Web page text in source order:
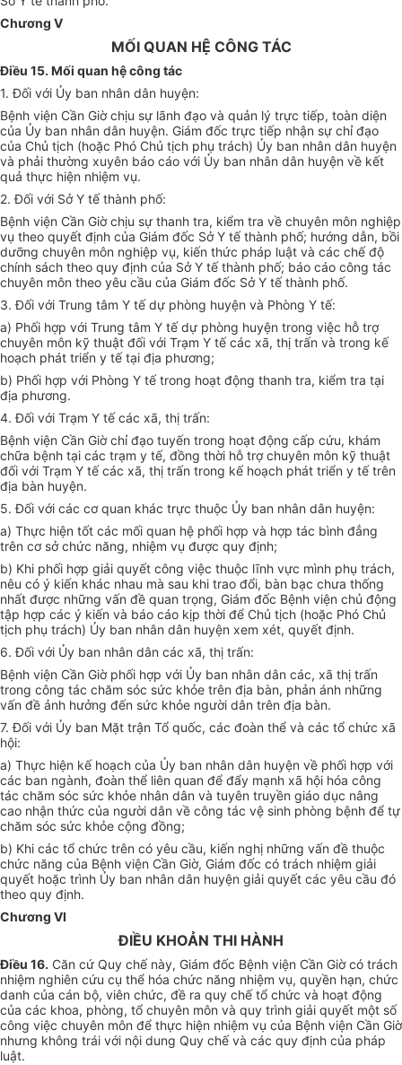
Chương V
MỐI QUAN HỆ CÔNG TÁC
Điều 15. Mối quan hệ công tác
1. Đối với Ủy ban nhân dân huyện:
Bệnh viện Cần Giờ chịu sự lãnh đạo và quản lý trực tiếp, toàn diện
của Ủy ban nhân dân huyện. Giám đốc trực tiếp nhận sự chỉ đạo
của Chủ tịch (hoặc Phó Chủ tịch phụ trách) Ủy ban nhân dân huyện
và phải thường xuyên báo cáo với Ủy ban nhân dân huyện về kết
quả thực hiện nhiệm vụ.
2. Đối với Sở Y tế thành phố:
Bệnh viện Cần Giờ chịu sự thanh tra, kiểm tra về chuyên môn nghiệp
vụ theo quyết định của Giám đốc Sở Y tế thành phố; hướng dẫn, bồi
dưỡng chuyên môn nghiệp vụ, kiến thức pháp luật và các chế độ
chính sách theo quy định của Sở Y tế thành phố; báo cáo công tác
chuyên môn theo yêu cầu của Giám đốc Sở Y tế thành phố.
3. Đối với Trung tâm Y tế dự phòng huyện và Phòng Y tế:
a) Phối hợp với Trung tâm Y tế dự phòng huyện trong việc hỗ trợ
chuyên môn kỹ thuật đối với Trạm Y tế các xã, thị trấn và trong kế
hoạch phát triển y tế tại địa phương;
b) Phối hợp với Phòng Y tế trong hoạt động thanh tra, kiểm tra tại
địa phương.
4. Đối với Trạm Y tế các xã, thị trấn:
Bệnh viện Cần Giờ chỉ đạo tuyến trong hoạt động cấp cứu, khám
chữa bệnh tại các trạm y tế, đồng thời hỗ trợ chuyên môn kỹ thuật
đối với Trạm Y tế các xã, thị trấn trong kế hoạch phát triển y tế trên
địa bàn huyện.
5. Đối với các cơ quan khác trực thuộc Ủy ban nhân dân huyện:
a) Thực hiện tốt các mối quan hệ phối hợp và hợp tác bình đẳng
trên cơ sở chức năng, nhiệm vụ được quy định;
b) Khi phối hợp giải quyết công việc thuộc lĩnh vực mình phụ trách,
nêu có ý kiến khác nhau mà sau khi trao đổi, bàn bạc chưa thống
nhất được những vấn đề quan trọng, Giám đốc Bệnh viện chủ động
tập hợp các ý kiến và báo cáo kịp thời để Chủ tịch (hoặc Phó Chủ
tịch phụ trách) Ủy ban nhân dân huyện xem xét, quyết định.
6. Đối với Ủy ban nhân dân các xã, thị trấn:
Bệnh viện Cần Giờ phối hợp với Ủy ban nhân dân các, xã thị trấn
trong công tác chăm sóc sức khỏe trên địa bàn, phản ánh những
vấn đề ảnh hưởng đến sức khỏe người dân trên địa bàn.
7. Đối với Ủy ban Mặt trận Tổ quốc, các đoàn thể và các tổ chức xã
hội:
a) Thực hiện kế hoạch của Ủy ban nhân dân huyện về phối hợp với
các ban ngành, đoàn thể liên quan để đẩy mạnh xã hội hóa công
tác chăm sóc sức khỏe nhân dân và tuyên truyền giáo dục nâng
cao nhận thức của người dân về công tác vệ sinh phòng bệnh để tự
chăm sóc sức khỏe cộng đồng;
b) Khi các tổ chức trên có yêu cầu, kiến nghị những vấn đề thuộc
chức năng của Bệnh viện Cần Giờ, Giám đốc có trách nhiệm giải
quyết hoặc trình Ủy ban nhân dân huyện giải quyết các yêu cầu đó
theo quy định.
Chương VI
ĐIỀU KHOẢN THI HÀNH
Điều 16. Căn cứ Quy chế này, Giám đốc Bệnh viện Cần Giờ có trách
nhiệm nghiên cứu cụ thể hóa chức năng nhiệm vụ, quyền hạn, chức
danh của cán bộ, viên chức, đề ra quy chế tổ chức và hoạt động
của các khoa, phòng, tổ chuyên môn và quy trình giải quyết một số
công việc chuyên môn để thực hiện nhiệm vụ của Bệnh viện Cần Giờ
nhưng không trái với nội dung Quy chế và các quy định của pháp
luật.